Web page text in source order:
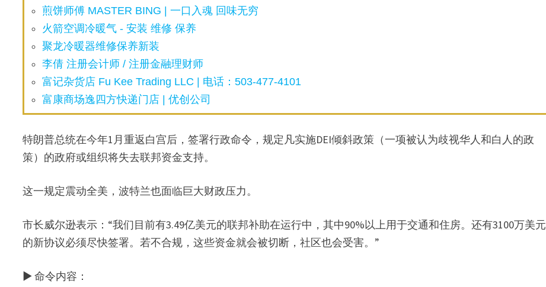
煎饼师傅 MASTER BING | 一口入魂 回味无穷
火箭空调冷暖气 - 安装 维修 保养
聚龙冷暖器维修保养新装
李倩 注册会计师 / 注册金融理财师
富记杂货店 Fu Kee Trading LLC | 电话：503-477-4101
富康商场逸四方快递门店 | 优创公司
特朗普总统在今年1月重返白宫后，签署行政命令，规定凡实施DEI倾斜政策（一项被认为歧视华人和白人的政
策）的政府或组织将失去联邦资金支持。
这一规定震动全美，波特兰也面临巨大财政压力。
市长威尔逊表示：“我们目前有3.49亿美元的联邦补助在运行中，其中90%以上用于交通和住房。还有3100万美元
的新协议必须尽快签署。若不合规，这些资金就会被切断，社区也会受害。”
▶ 命令内容：